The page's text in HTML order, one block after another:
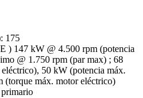
175
) 147 kW @ 4.500 rpm (potencia
@ 1.750 rpm (par max) ; 68
50 kW (potencia máx.
(torque máx. motor eléctrico)